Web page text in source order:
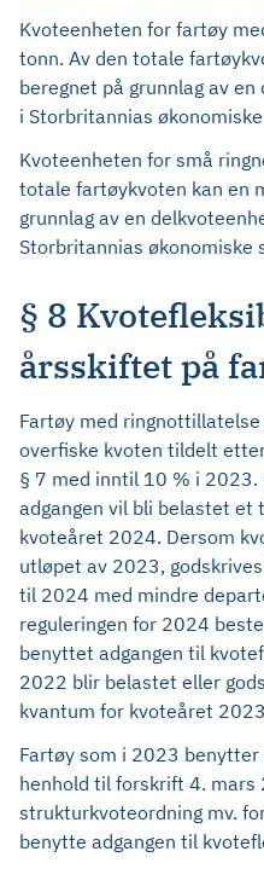
Kvoteenheten for fartøy
tonn. Av den totale
beregnet på grunnlag av
i Storbritannias
Kvoteenheten for små
totale fartøykvoten kan en
grunnlag av en
Storbritannias økonomiske
§ 8
årsskiftet på
Fartøy med
overfiske kvoten tildelt
§ 7 med inntil 10 % i
adgangen vil bli belastet et
kvoteåret 2024. Dersom
utløpet av 2023,
til 2024 med mindre
reguleringen for 2024
benyttet adgangen til
2022 blir belastet eller
kvantum for kvoteåret
Fartøy som i 2023
henhold til forskrift 4. mars
strukturkvoteordning mv.
benytte adgangen til